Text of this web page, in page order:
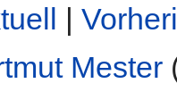
|
Mester